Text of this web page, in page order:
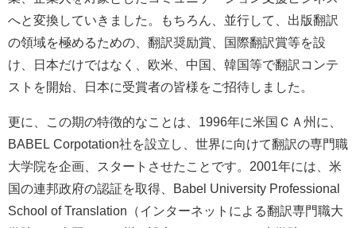
へと変換していきました。もちろん、並行して、出版翻訳
の領域を極めるための、翻訳奨励賞、国際翻訳賞等を設
け、日本だけではなく、欧米、中国、韓国等で翻訳コンテ
ストを開始、日本に受賞者の皆様をご招待しました。
更に、この期の特徴的なことは、 1996年に米国ＣＡ州に、
BABEL Corpotation社を設立し、世界に向けて翻訳の専門職
大学院を企画、スタートさせたことです。 2001 年には、米
国の連邦政府の認証を取得、
Babel University Professional
School of Translation （インターネットによる翻訳専門職大